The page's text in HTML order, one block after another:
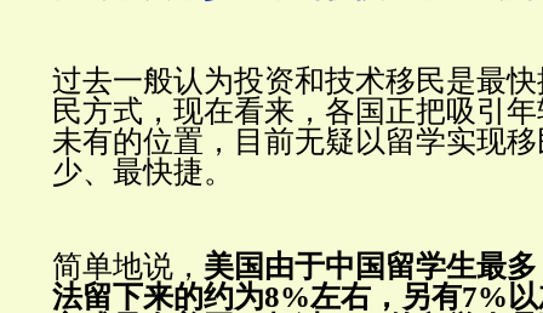
过去一般认为投资和技术移民是最
民方式，现在看来，各国正把吸引
未有的位置，目前无疑以留学实现
少、最快捷。
简单地说， 美国由于中国留学生最
法留下来的约为8%左右，另有7%